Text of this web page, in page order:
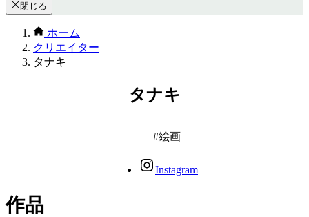
閉じる
ホーム
クリエイター
タナキ
タナキ
絵画
Instagram
作品